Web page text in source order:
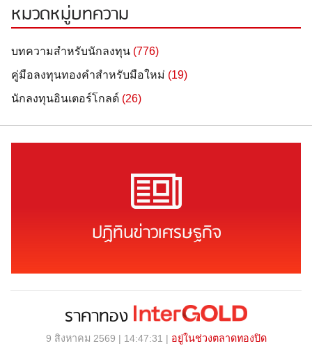
หมวดหมู่บทความ
บทความสำหรับนักลงทุน (776)
คู่มือลงทุนทองคำสำหรับมือใหม่ (19)
นักลงทุนอินเตอร์โกลด์ (26)
ปฏิทินข่าวเศรษฐกิจ
ราคาทอง
9 สิงหาคม 2569 | 14:47:31 | อยู่ในช่วงตลาดทองปิด